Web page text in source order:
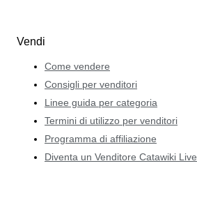
Vendi
Come vendere
Consigli per venditori
Linee guida per categoria
Termini di utilizzo per venditori
Programma di affiliazione
Diventa un Venditore Catawiki Live